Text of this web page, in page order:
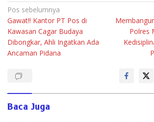
Navigasi
pos
Pos sebelumnya
Gawat!! Kantor PT Pos di
Kawasan Cagar Budaya
Dibongkar, Ahli Ingatkan Ada
Ancaman Pidana
Polres
Baca Juga